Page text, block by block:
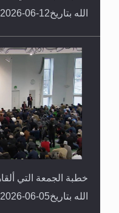
الله بتاريخ12-06-2026
خطبة الجمعة التي
الله بتاريخ05-06-2026